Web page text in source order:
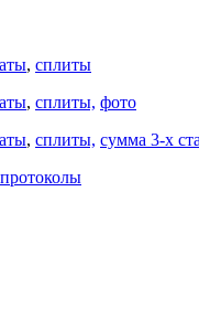
, сплиты
, сплиты, фото
, сплиты, сумма 3-х